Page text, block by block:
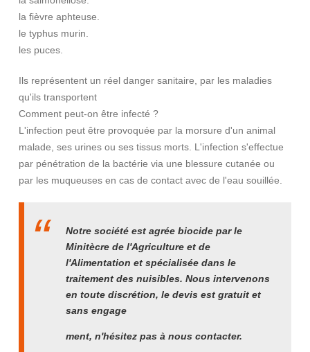
la fièvre aphteuse.
le typhus murin.
les puces.
Ils représentent un réel danger sanitaire, par les maladies
qu'ils transportent
Comment peut-on être infecté ?
L'infection peut être provoquée par la morsure d'un animal
malade, ses urines ou ses tissus morts. L'infection s'effectue
par pénétration de la bactérie via une blessure cutanée ou
par les muqueuses en cas de contact avec de l'eau souillée.
Notre société est agrée biocide par le
Minitècre de l'Agriculture et de
l'Alimentation et spécialisée dans le
traitement des nuisibles. Nous intervenons
en toute discrétion, le devis est gratuit et
sans engage
ment, n'hésitez pas à nous contacter.